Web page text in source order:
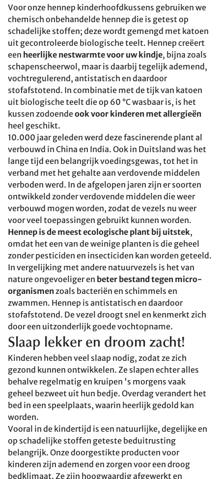
Voor onze hennep kinderhoofdkussens gebruiken we
chemisch onbehandelde hennep die is getest op
schadelijke stoffen; deze wordt gemengd met katoen
uit gecontroleerde biologische teelt. Hennep creëert
een heerlijke nestwarmte voor uw kindje, bijna zoals
schapenscheerwol, maar is daarbij tegelijk ademend,
vochtregulerend, antistatisch en daardoor
stofafstotend. In combinatie met de tijk van katoen
uit biologische teelt die op 60 °C wasbaar is, is het
kussen zodoendeook voor kinderen met allergieën
heel geschikt.
10.000 jaar geleden werd deze fascinerende plant al
verbouwd in China en India. Ook in Duitsland was het
lange tijd een belangrijk voedingsgewas, tot het in
verband met het gehalte aan verdovende middelen
verboden werd. In de afgelopen jaren zijn er soorten
ontwikkeld zonder verdovende middelen die weer
verbouwd mogen worden, zodat de vezels nu weer
voor veel toepassingen gebruikt kunnen worden.
Hennep is de meest ecologische plant bij uitstek,
omdat het een van de weinige planten is die geheel
zonder pesticiden en insecticiden kan worden geteeld.
In vergelijking met andere natuurvezels is het van
nature ongevoeliger en beter bestand tegen micro-
organismenzoals bacteriën en schimmels en
zwammen. Hennep is antistatisch en daardoor
stofafstotend. De vezel droogt snel en kenmerkt zich
door een uitzonderlijk goede vochtopname.
Slaap lekker en droom zacht!
Kinderen hebben veel slaap nodig, zodat ze zich
gezond kunnen ontwikkelen. Ze slapen echter alles
behalve regelmatig en kruipen 's morgens vaak
geheel bezweet uit hun bedje. Overdag verandert het
bed in een speelplaats, waarin heerlijk gedold kan
worden.
Vooral in de kindertijd is een natuurlijke, degelijke en
op schadelijke stoffen geteste beduitrusting
belangrijk. Onze doorgestikte producten voor
kinderen zijn ademend en zorgen voor een droog
bedklimaat. Ze zijn hoogwaardig afgewerkt en